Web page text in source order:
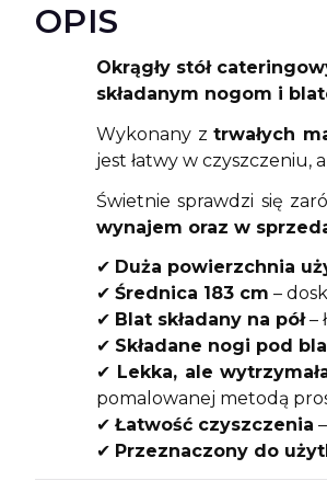
OPIS
Okrągły stół
składanym nogom i
Wykonany ztrwałych
jest łatwy w czyszczeniu, a
Świetnie sprawdzi się
wynajem oraz w
✔ Duża powierzchnia
✔ Średnica 183 cm –
✔ Blat składany na pół–
✔ Składane nogi pod
✔ Lekka, ale
pomalowanej metodą
✔ Łatwość czyszczenia
✔ Przeznaczony do